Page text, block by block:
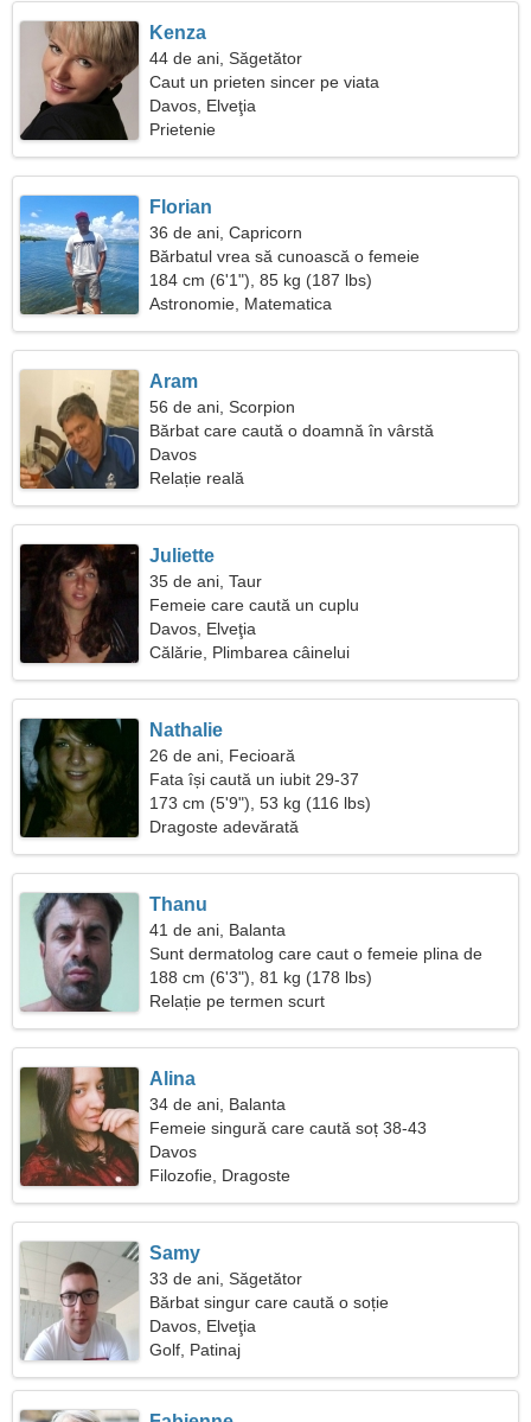
Kenza
44 de ani, Săgetător
Caut un prieten sincer pe viata
Davos, Elveţia
Prietenie
Florian
36 de ani, Capricorn
Bărbatul vrea să cunoască o femeie
184 cm (6'1"), 85 kg (187 lbs)
Astronomie, Matematica
Aram
56 de ani, Scorpion
Bărbat care caută o doamnă în vârstă
Davos
Relație reală
Juliette
35 de ani, Taur
Femeie care caută un cuplu
Davos, Elveţia
Călărie, Plimbarea câinelui
Nathalie
26 de ani, Fecioară
Fata își caută un iubit 29-37
173 cm (5'9"), 53 kg (116 lbs)
Dragoste adevărată
Thanu
41 de ani, Balanta
Sunt dermatolog care caut o femeie plina de
spirit
188 cm (6'3"), 81 kg (178 lbs)
Relație pe termen scurt
Alina
34 de ani, Balanta
Femeie singură care caută soț 38-43
Davos
Filozofie, Dragoste
Samy
33 de ani, Săgetător
Bărbat singur care caută o soție
Davos, Elveţia
Golf, Patinaj